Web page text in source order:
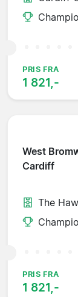
PRIS FRA
1 821,-
West
Cardiff
The
PRIS FRA
1 821,-